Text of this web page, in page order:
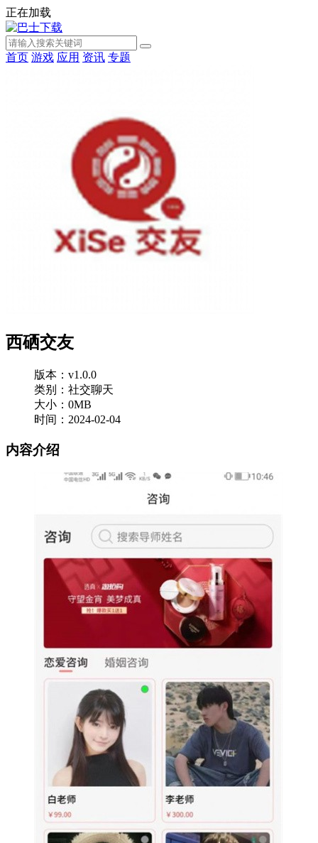
正在加载
首页 游戏 应用 资讯 专题
西硒交友
版本：v1.0.0
类别：社交聊天
大小：0MB
时间：2024-02-04
内容介绍